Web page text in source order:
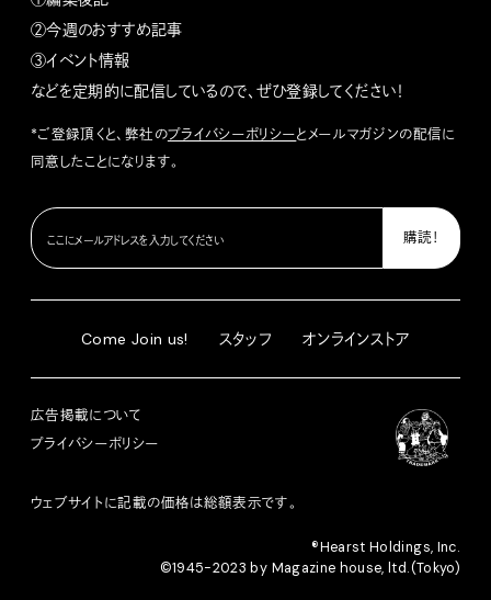
②今週のおすすめ記事
③イベント情報
などを定期的に配信しているので、ぜひ登録してください！
*ご登録頂くと、弊社のプライバシーポリシーとメールマガジンの配信に
同意したことになります。
Come Join us! スタッフ オンラインストア
広告掲載について
プライバシーポリシー
ウェブサイトに記載の価格は総額表示です。
®︎Hearst Holdings, Inc.
©1945-2023 by Magazine house, ltd.(Tokyo)